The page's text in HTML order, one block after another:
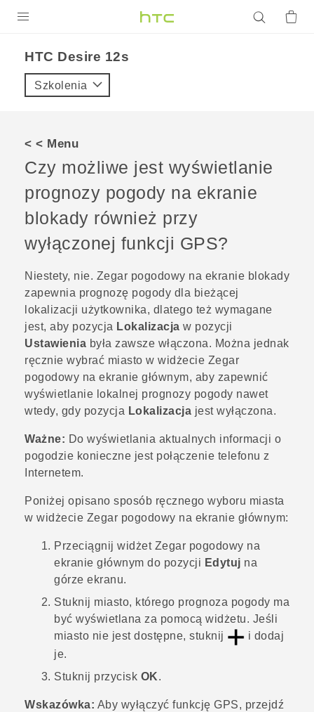
VIVE
VIVERSE
POMOC TECHNICZNA
Urządzenia i akcesoria HTC
Zaloguj się
HTC Desire 12s‎
Szkolenia
< < Menu
Czy możliwe jest wyświetlanie
prognozy pogody na ekranie
blokady również przy
wyłączonej funkcji GPS?
Niestety, nie. Zegar pogodowy na ekranie blokady
zapewnia prognozę pogody dla bieżącej
lokalizacji użytkownika, dlatego też wymagane
jest, aby pozycja Lokalizacja w pozycji
Ustawienia była zawsze włączona. Można jednak
ręcznie wybrać miasto w widżecie Zegar
pogodowy na ekranie głównym, aby zapewnić
wyświetlanie lokalnej prognozy pogody nawet
wtedy, gdy pozycja Lokalizacja jest wyłączona.
Ważne: Do wyświetlania aktualnych informacji o
pogodzie konieczne jest połączenie telefonu z
Internetem.
Poniżej opisano sposób ręcznego wyboru miasta
w widżecie Zegar pogodowy na ekranie głównym:
Przeciągnij widżet Zegar pogodowy na
ekranie głównym do pozycji Edytuj na
górze ekranu.
Stuknij miasto, którego prognoza pogody ma
być wyświetlana za pomocą widżetu. Jeśli
miasto nie jest dostępne, stuknij
i dodaj
je.
Stuknij przycisk OK.
Wskazówka: Aby wyłączyć funkcję GPS, przejdź